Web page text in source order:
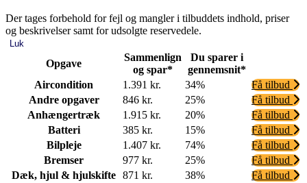
Der tages forbehold for fejl og mangler i tilbuddets indhold, priser
og beskrivelser samt for udsolgte reservedele.
Luk
Opgave
Sammenlign
og spar*
Du sparer i
gennemsnit*
Aircondition
1.391 kr. 34%
Få tilbud
Andre opgaver
846 kr. 25%
Få tilbud
Anhængertræk
1.915 kr. 20%
Få tilbud
Batteri
385 kr. 15%
Få tilbud
Bilpleje
1.407 kr. 74%
Få tilbud
Bremser
977 kr. 25%
Få tilbud
Dæk, hjul & hjulskifte 871 kr. 38%
Få tilbud